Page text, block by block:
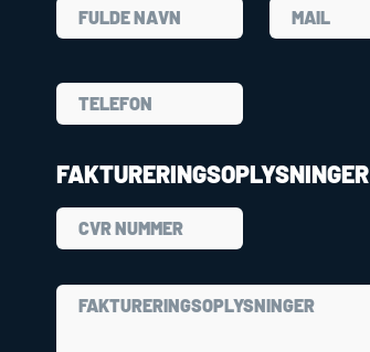
FAKTURERINGSOPLYSNINGER